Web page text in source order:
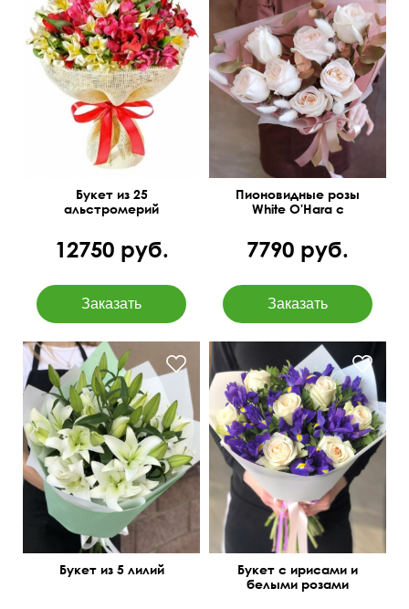
Упаковка джут, лента
атласная
Букет из 25
альстромерий
12750 руб.
С позолоченным
эвкалиптом
Пионовидные розы
White O'Hara с
7790 руб.
Можем добавить
гипсофилу.
Букет из 5 лилий
50 см 40 см
Букет с ирисами и
белыми розами